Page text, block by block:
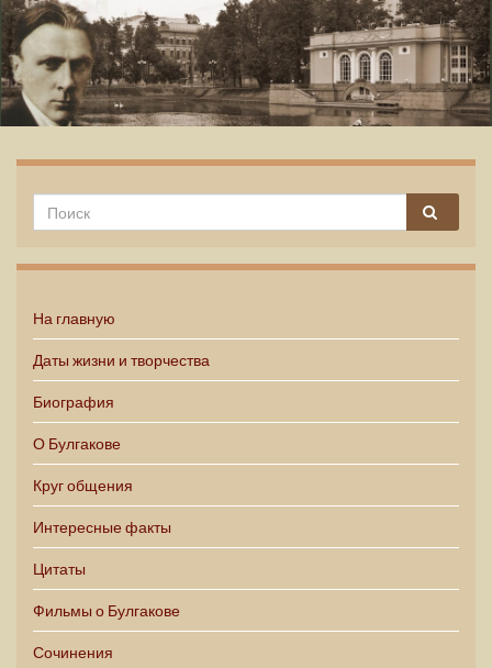
На главную
Даты жизни и творчества
Биография
О Булгакове
Круг общения
Интересные факты
Цитаты
Фильмы о Булгакове
Сочинения